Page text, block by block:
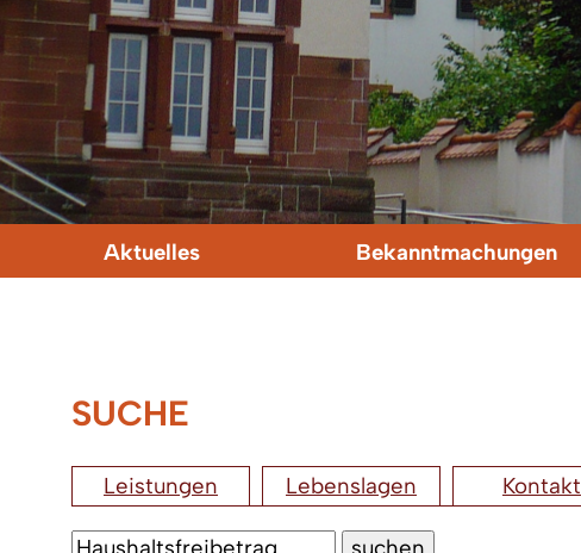
Aktuelles Bekanntmachungen
SUCHE
Leistungen Lebenslagen Kontakt